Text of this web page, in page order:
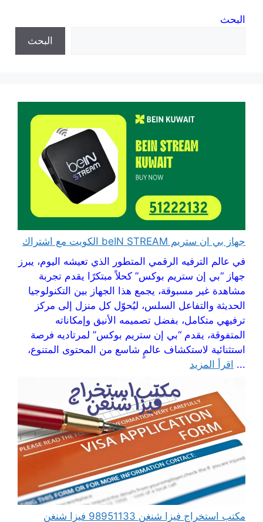
البحث
البحث
جهاز بي ان ستريم beIN STREAM الكويت مع اشتراك
في عالم الترفيه الرقمي المتطور الذي تعيشه اليوم، يبرز
جهاز “بي إن ستريم بوكس” كحلاً مبتكرًا يقدم تجربة
مشاهدة غير مسبوقة، يجمع هذا الجهاز بين التكنولوجيا
الحديثة والتفاعل السلس، ليُحوّل كل منزل إلى مركز
ترفيهي متكامل، بفضل تصميمه الأنيق وإمكاناته
المتفوقة، يقدم “بي إن ستريم بوكس” لمرتاديه فرصة
استثنائية لاستكشاف عالمٍ شاسع من المحتوى المتنوع،
... اقرأ المزيد
مكتب استخراج فيزا شنغن 98951133 فيزا شنغن